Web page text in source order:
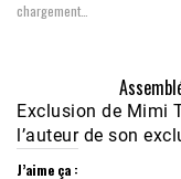
chargement…
Exclusion de Mimi
l’auteur de son
J’aime ça :